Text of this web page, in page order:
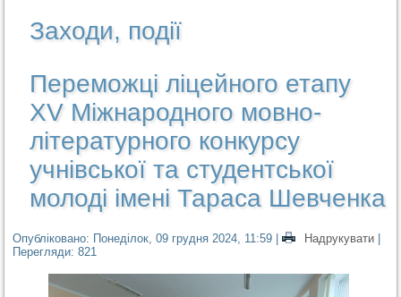
Заходи, події
Переможці ліцейного етапу
ХV Міжнародного мовно-
літературного конкурсу
учнівської та студентської
молоді імені Тараса Шевченка
Опубліковано: Понеділок, 09 грудня 2024, 11:59 | Надрукувати
Перегляди: 821